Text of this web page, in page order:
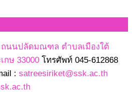
ถนนปลัดมณฑล ตำบลเมืองใต้
กษ 33000 โทรศัพท์ 045-612868
: satreesiriket@ssk.ac.th